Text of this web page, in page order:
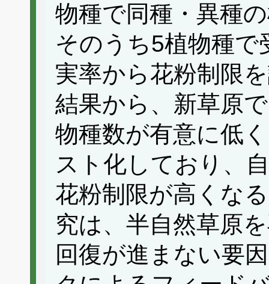
物種で同種・異種
そのうち5植物種で
実率から花粉制限
結果から、新草原
物種数が有意に低
スト化しており、
花粉制限が高くな
究は、半自然草原
回復が進まない要